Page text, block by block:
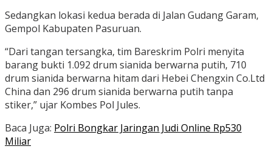
Sedangkan lokasi kedua berada di Jalan Gudang Garam,
Gempol Kabupaten Pasuruan.
“Dari tangan tersangka, tim Bareskrim Polri menyita
barang bukti 1.092 drum sianida berwarna putih, 710
drum sianida berwarna hitam dari Hebei Chengxin Co.Ltd
China dan 296 drum sianida berwarna putih tanpa
stiker,” ujar Kombes Pol Jules.
Baca Juga: Polri Bongkar Jaringan Judi Online Rp530
Miliar